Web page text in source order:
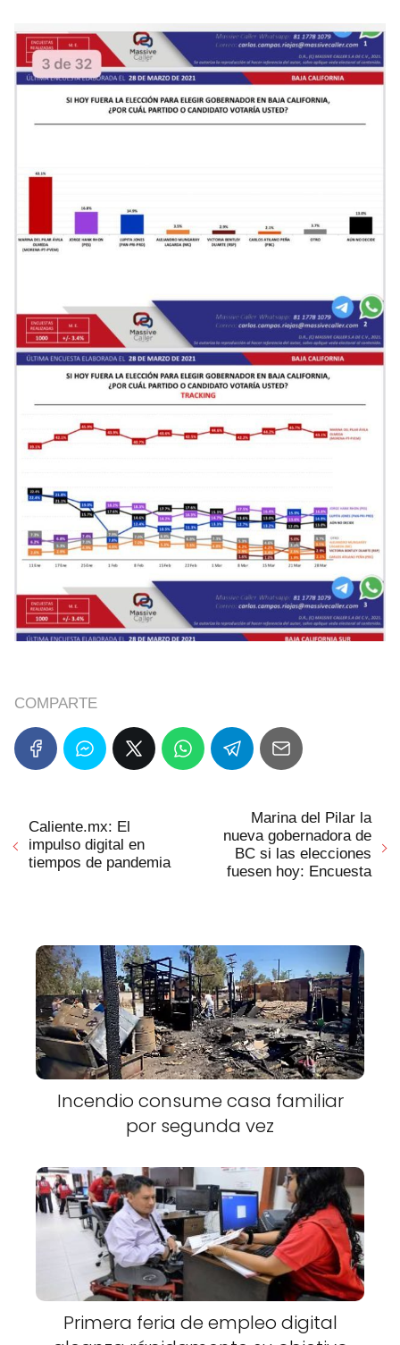
COMPARTE
Caliente.mx: El
impulso digital en
tiempos de pandemia
Marina del Pilar la
nueva gobernadora de
BC si las elecciones
fuesen hoy: Encuesta
Incendio consume casa familiar
por segunda vez
Primera feria de empleo digital